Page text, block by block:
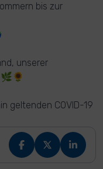
bis zur
unserer
geltenden COVID-19